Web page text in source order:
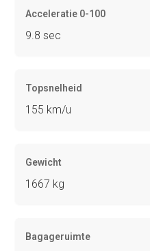
Acceleratie 0-100
9.8 sec
Topsnelheid
155 km/u
Gewicht
1667 kg
Bagageruimte